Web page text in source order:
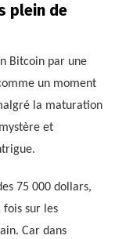
plein de
Bitcoin par une
un moment
la maturation
et
75 000 dollars,
sur les
Car dans